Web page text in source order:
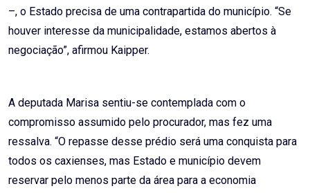
–, o Estado precisa de uma contrapartida do município. “Se
houver interesse da municipalidade, estamos abertos à
negociação”, afirmou Kaipper.
A deputada Marisa sentiu-se contemplada com o
compromisso assumido pelo procurador, mas fez uma
ressalva. “O repasse desse prédio será uma conquista para
todos os caxienses, mas Estado e município devem
reservar pelo menos parte da área para a economia